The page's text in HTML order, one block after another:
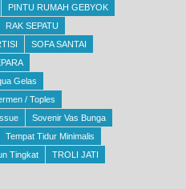
PINTU RUMAH GEBYOK
RAK SEPATU
SOFA SANTAI
Gelas
/ Toples
Sovenir Vas Bunga
Tempat Tidur Minimalis
Tingkat
TROLI JATI